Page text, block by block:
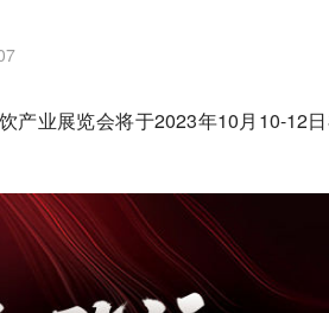
业展览会将于2023年10月10-12